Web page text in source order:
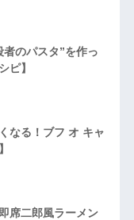
のパスタ”を作っ
ピ】
なる！ブフ オ キャ
席二郎風ラーメン